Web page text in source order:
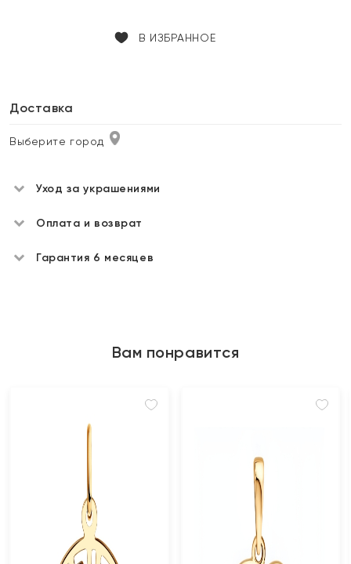
В ИЗБРАННОЕ
Доставка
Выберите город
Уход за украшениями
Оплата и возврат
Гарантия 6 месяцев
Вам понравится